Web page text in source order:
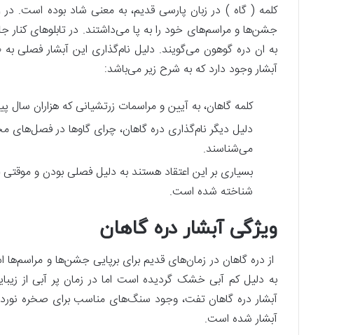
کلمه ( گاه ) در زبان پارسی قدیم، به معنی شاد بوده است.
جشن‌ها و مراسم‌های خود را به پا می‌داشتند. در تابلو‌های
آبشار وجود دارد که به شرح زیر می‌باشد:
کلمه گاهان، به آیین و مراسمات زرتشیانی که هزاران
دلیل دیگر نام‌گذاری دره گاهان، چرای گاو‌ها در فصل‌های
می‌شناسند.
بسیاری بر این اعتقاد هستند به دلیل فصلی بودن و موقتی
شناخته شده است.
ویژگی آبشار دره گاهان
از دره گاهان در زمان‌های قدیم برای برپایی جشن‌ها و
به دلیل کم آبی خشک گردیده است اما در زمان پر آبی از
آبشار دره گاهان تفت، وجود سنگ‌های مناسب برای صخره‌
آبشار شده است.